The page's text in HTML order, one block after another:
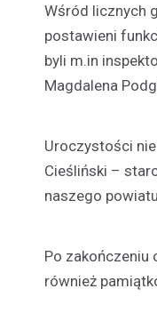
Wśród licznych
postawieni
byli m.in
Magdalena
Uroczystości
Cieśliński –
naszego
Po zakończeniu
również